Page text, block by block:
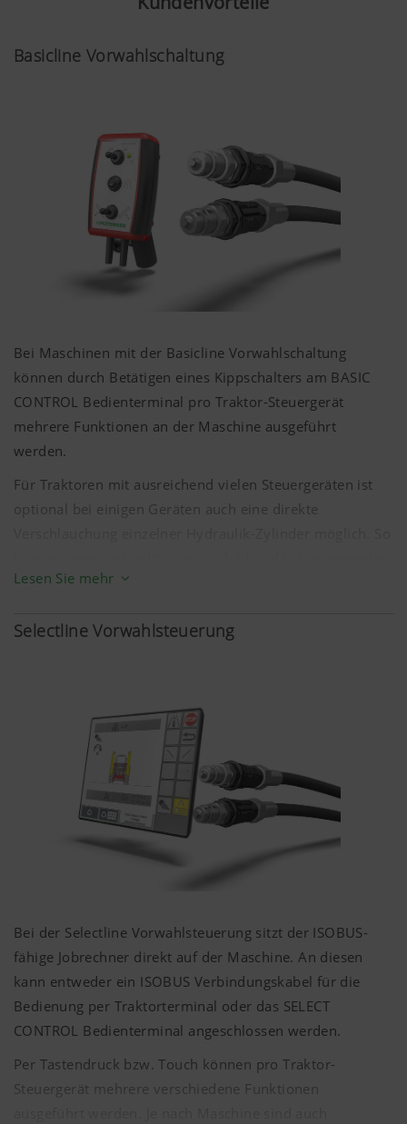
Basicline Vorwahlschaltung
Bei Maschinen mit der Basicline Vorwahlschaltung
können durch Betätigen eines Kippschalters am BASIC
CONTROL Bedienterminal pro Traktor-Steuergerät
mehrere Funktionen an der Maschine ausgeführt
werden.
Für Traktoren mit ausreichend vielen Steuergeräten ist
optional bei einigen Geräten auch eine direkte
Management des Traktors automatisiert werden.
BASIC CONTROL
Lesen Sie mehr
Selectline Vorwahlsteuerung
Bei der Selectline Vorwahlsteuerung sitzt der ISOBUS-
fähige Jobrechner direkt auf der Maschine. An diesen
kann entweder ein ISOBUS Verbindungskabel für die
Bedienung per Traktorterminal oder das SELECT
CONTROL Bedienterminal angeschlossen werden.
Per Tastendruck bzw. Touch können pro Traktor-
Steuergerät mehrere verschiedene Funktionen